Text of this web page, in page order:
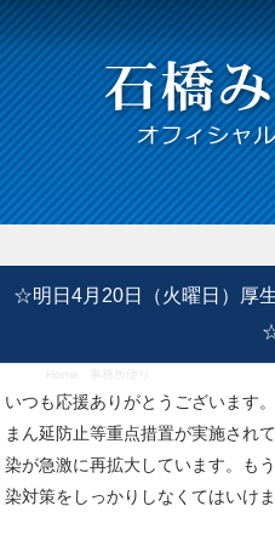
Skip to content
☆明日4月20日（火曜日）厚
いつも応援ありがとうございます
まん延防止等重点措置が実施され
染が急激に再拡大しています。も
染対策をしっかりしなくてはいけま